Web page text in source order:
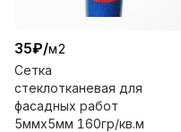
35₽/м2
Сетка
стеклотканевая для
фасадных работ
5ммх5мм 160гр/кв.м